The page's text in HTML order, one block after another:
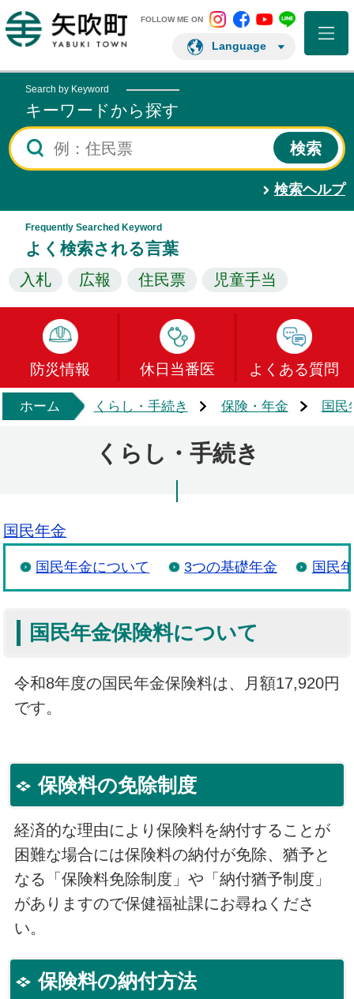
矢吹町ホームページ
FOLLOW ME ON 矢吹町 Instagram
矢吹町矢吹町矢吹町
Language
Search by Keyword
キーワードから探す
検索ヘルプ
Frequently Searched Keyword
よく検索される言葉
入札 広報 住民票 児童手当
防災情報 休日当番医 よくある質問
ホーム くらし・手続き 保険・年金 国民
くらし・手続き
国民年金
国民年金について 3つの基礎年金 国民
国民年金保険料について
令和8年度の国民年金保険料は、月額17,920円
です。
保険料の免除制度
経済的な理由により保険料を納付することが
困難な場合には保険料の納付が免除、猶予と
なる「保険料免除制度」や「納付猶予制度」
がありますので保健福祉課にお尋ねくださ
い。
保険料の納付方法